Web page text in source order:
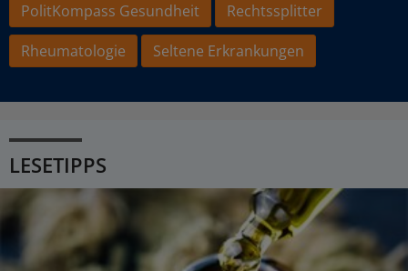
PolitKompass Gesundheit
Rechtssplitter
Rheumatologie
Seltene Erkrankungen
LESETIPPS